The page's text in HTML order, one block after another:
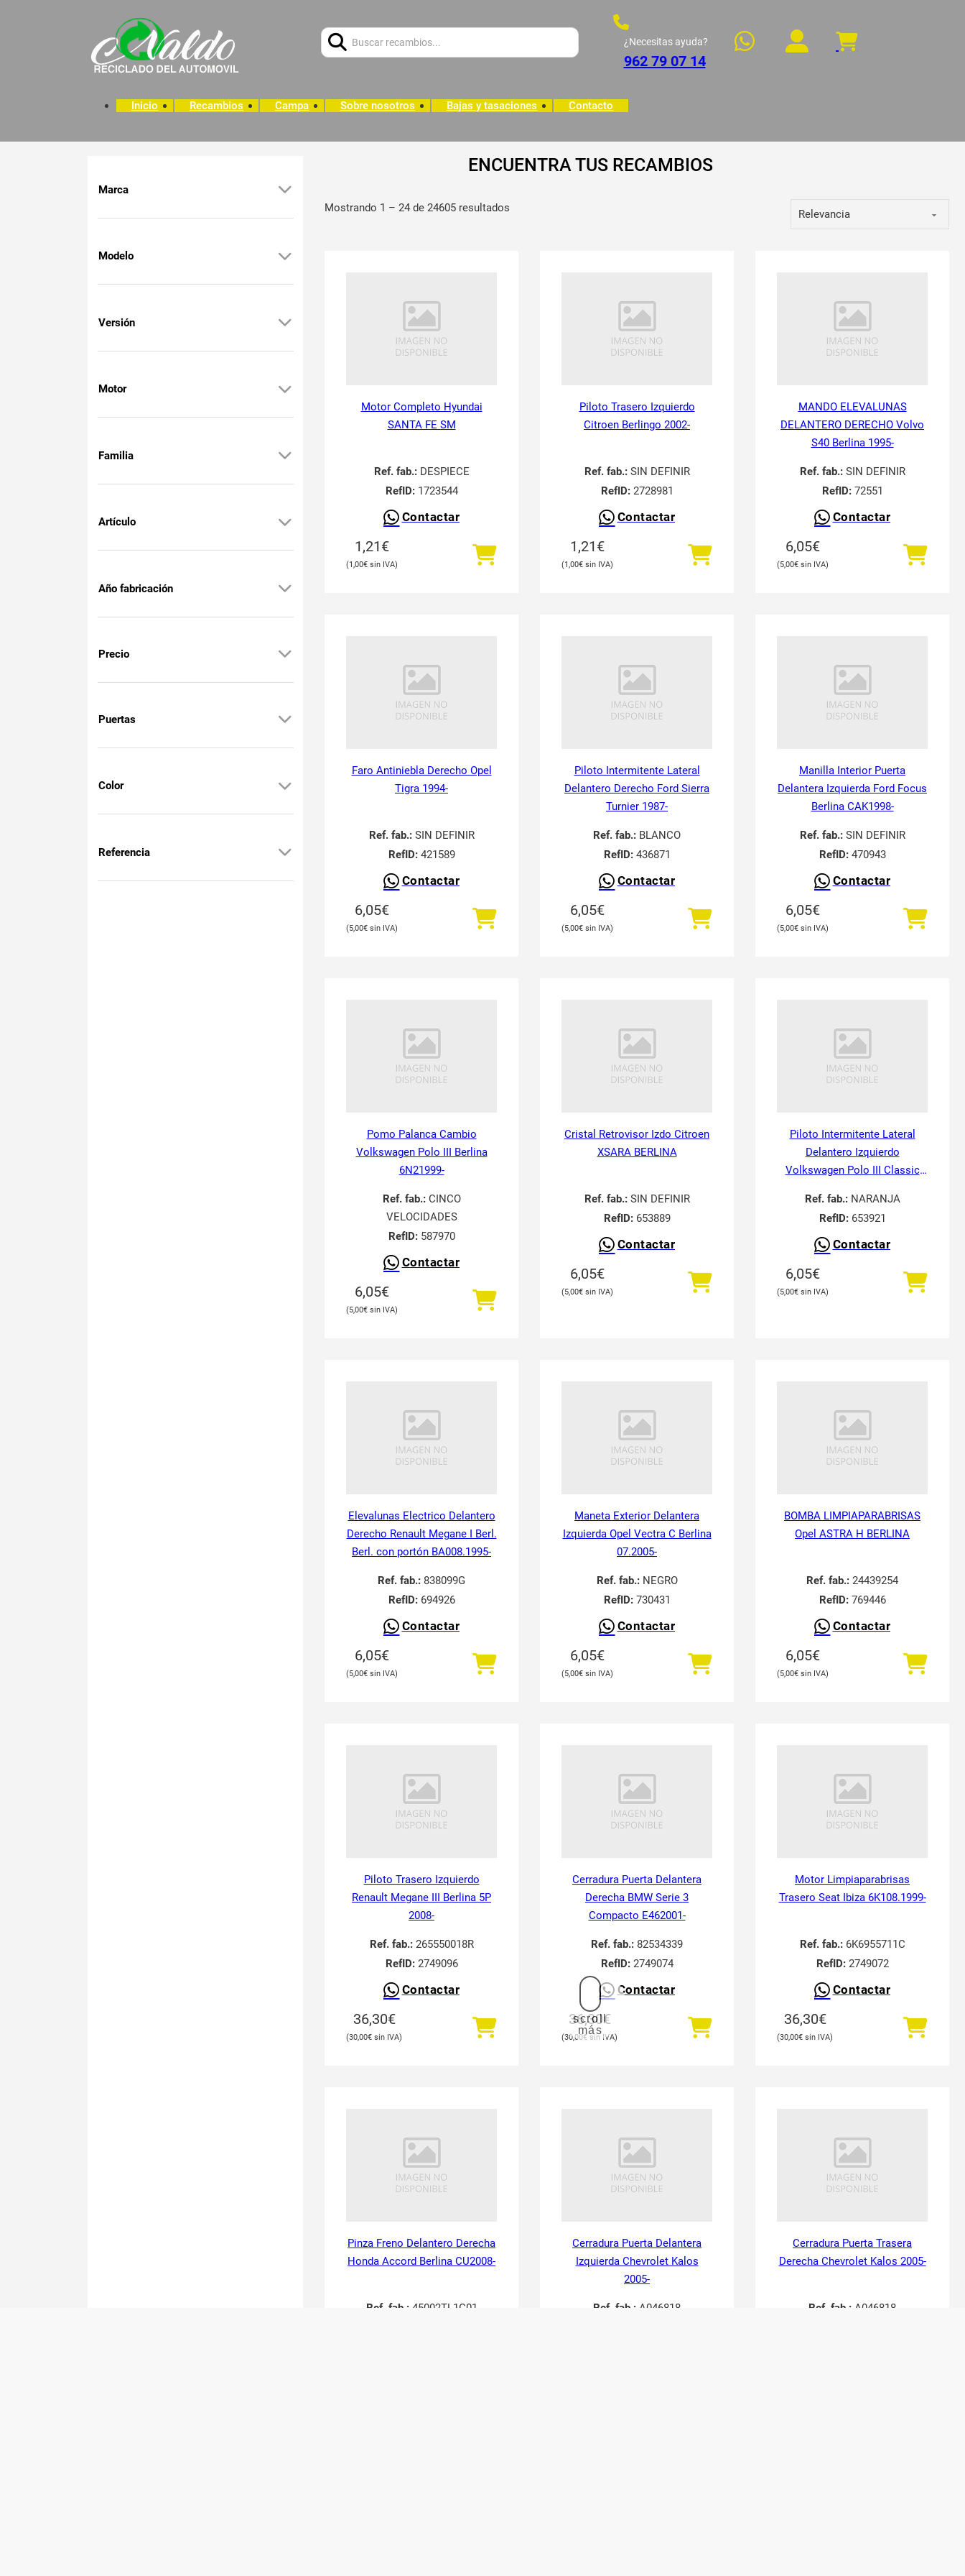
¿Necesitas ayuda?
962 79 07 14
Inicio Recambios Campa Sobre nosotros Bajas y tasaciones Contacto
ENCUENTRA TUS RECAMBIOS
Marca
Modelo
Versión
Motor
Familia
Artículo
Año fabricación
Precio
Puertas
Color
Referencia
Mostrando 1 – 24 de 24605 resultados
Motor Completo Hyundai
SANTA FE SM
Ref. fab.:DESPIECE
RefID:1723544
Contactar
1,21€
1,00€
Piloto Trasero Izquierdo
Citroen Berlingo 2002-
Ref. fab.:SIN DEFINIR
RefID:2728981
Contactar
1,21€
1,00€
MANDO ELEVALUNAS
DELANTERO DERECHO Volvo
S40 Berlina 1995-
Ref. fab.:SIN DEFINIR
RefID:72551
Contactar
6,05€
5,00€
Faro Antiniebla Derecho Opel
Tigra 1994-
Ref. fab.:SIN DEFINIR
RefID:421589
Contactar
6,05€
5,00€
Piloto Intermitente Lateral
Delantero Derecho Ford Sierra
Turnier 1987-
Ref. fab.: BLANCO
RefID:436871
Contactar
6,05€
5,00€
Manilla Interior Puerta
Delantera Izquierda Ford Focus
Berlina CAK1998-
Ref. fab.:SIN DEFINIR
RefID:470943
Contactar
6,05€
5,00€
Pomo Palanca Cambio
Volkswagen Polo III Berlina
6N21999-
Ref. fab.:CINCO
VELOCIDADES
RefID:587970
Contactar
6,05€
5,00€
Cristal Retrovisor Izdo Citroen
XSARA BERLINA
Ref. fab.:SIN DEFINIR
RefID:653889
Contactar
6,05€
5,00€
Piloto Intermitente Lateral
Delantero Izquierdo
Volkswagen Polo III Classic
Ref. fab.:NARANJA
RefID:653921
Contactar
6,05€
5,00€
Elevalunas Electrico Delantero
Derecho Renault Megane I Berl.
Berl. con portón BA008.1995-
Ref. fab.: 838099G
RefID:694926
Contactar
6,05€
5,00€
Maneta Exterior Delantera
Izquierda Opel Vectra C Berlina
07.2005-
Ref. fab.:NEGRO
RefID:730431
Contactar
6,05€
5,00€
BOMBA LIMPIAPARABRISAS
Opel ASTRA H BERLINA
Ref. fab.: 24439254
RefID:769446
Contactar
6,05€
5,00€
Piloto Trasero Izquierdo
Renault Megane III Berlina 5P
2008-
Ref. fab.:265550018R
RefID:2749096
Contactar
36,30€
30,00€
Cerradura Puerta Delantera
Derecha BMW Serie 3
Compacto E462001-
Ref. fab.: 82534339
RefID:2749074
Contactar
36,30€
30,00€
Motor Limpiaparabrisas
Trasero Seat Ibiza 6K108.1999-
Ref. fab.:6K6955711C
RefID:2749072
Contactar
36,30€
30,00€
Pinza Freno Delantero Derecha
Honda Accord Berlina CU2008-
Ref. fab.:45002TL1G01
Cerradura Puerta Delantera
Izquierda Chevrolet Kalos
2005-
Ref. fab.: A046818
Cerradura Puerta Trasera
Derecha Chevrolet Kalos 2005-
Ref. fab.: A046818
scroll
más